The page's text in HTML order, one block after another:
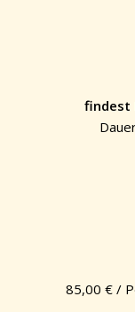
findest
85,00 € /